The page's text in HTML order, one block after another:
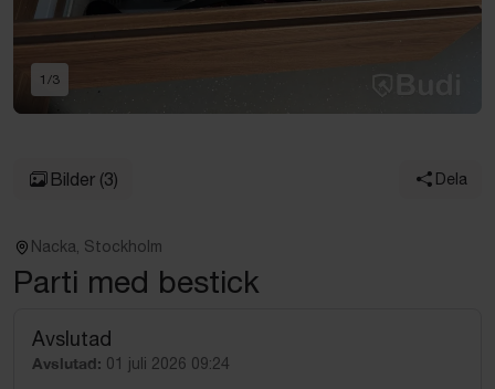
1 /3
Bilder (3) Dela
Nacka, Stockholm
Parti med bestick
Avslutad
Avslutad: 01 juli 2026 09:24